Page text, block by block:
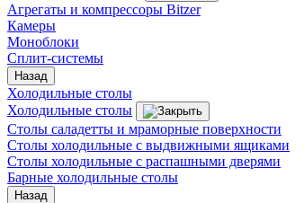
Агрегаты и компрессоры Bitzer
Камеры
Моноблоки
Сплит-системы
Назад
Холодильные столы
Холодильные столы
Столы саладетты и мраморные поверхности
Столы холодильные с выдвижными ящиками
Столы холодильные с распашными дверями
Барные холодильные столы
Назад